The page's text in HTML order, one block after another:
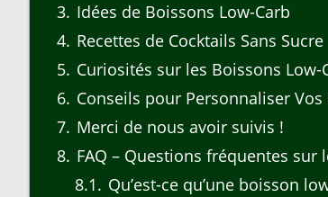
3 Idées de Boissons Low-Carb
4 Recettes de Cocktails Sans Sucre
5 Curiosités sur les Boissons Low-
6 Conseils pour Personnaliser
7 Merci de nous avoir suivis !
8 FAQ – Questions fréquentes sur
8.1
Qu’est-ce qu’une boisson